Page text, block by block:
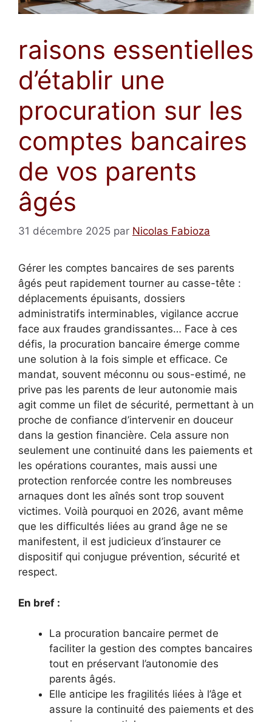
raisons essentielles
d’établir une
procuration sur les
comptes bancaires
de vos parents
âgés
31 décembre 2025 par Nicolas Fabioza
Gérer les comptes bancaires de ses parents
âgés peut rapidement tourner au casse-tête :
déplacements épuisants, dossiers
administratifs interminables, vigilance accrue
face aux fraudes grandissantes… Face à ces
défis, la procuration bancaire émerge comme
une solution à la fois simple et efficace. Ce
mandat, souvent méconnu ou sous-estimé, ne
prive pas les parents de leur autonomie mais
agit comme un filet de sécurité, permettant à un
proche de confiance d’intervenir en douceur
dans la gestion financière. Cela assure non
seulement une continuité dans les paiements et
les opérations courantes, mais aussi une
protection renforcée contre les nombreuses
arnaques dont les aînés sont trop souvent
victimes. Voilà pourquoi en 2026, avant même
que les difficultés liées au grand âge ne se
manifestent, il est judicieux d’instaurer ce
dispositif qui conjugue prévention, sécurité et
respect.
En bref :
La procuration bancaire permet de
faciliter la gestion des comptes bancaires
tout en préservant l’autonomie des
parents âgés.
Elle anticipe les fragilités liées à l’âge et
assure la continuité des paiements et des